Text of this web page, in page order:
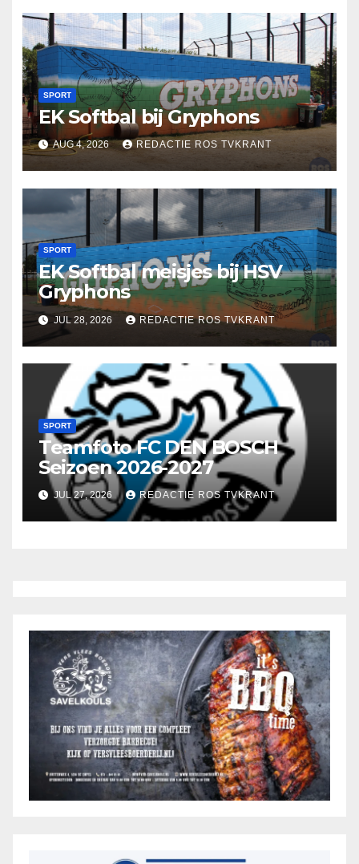
SPORT
EK Softbal bij Gryphons
AUG 4, 2026 REDACTIE ROS TVKRANT
SPORT
EK Softbal meisjes bij HSV
Gryphons
JUL 28, 2026 REDACTIE ROS TVKRANT
SPORT
Teamfoto FC DEN BOSCH
Seizoen 2026-2027
JUL 27, 2026 REDACTIE ROS TVKRANT